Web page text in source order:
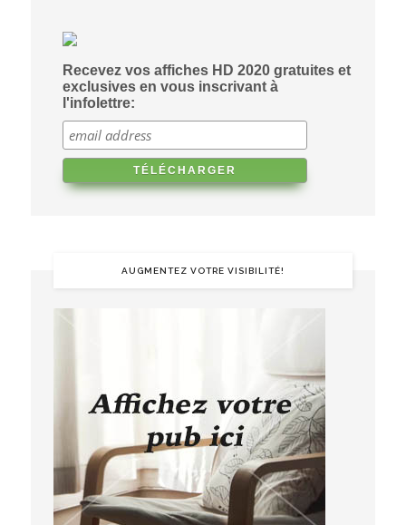
Recevez vos affiches HD 2020 gratuites et
exclusives en vous inscrivant à
l'infolettre:
AUGMENTEZ VOTRE VISIBILITÉ!